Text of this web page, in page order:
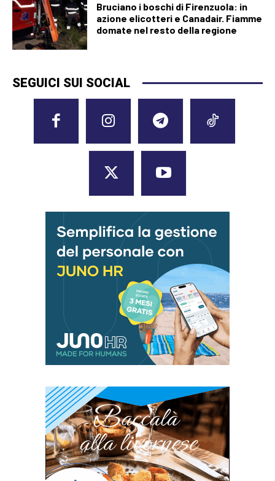
Bruciano i boschi di Firenzuola: in
azione elicotteri e Canadair. Fiamme
domate nel resto della regione
SEGUICI SUI SOCIAL